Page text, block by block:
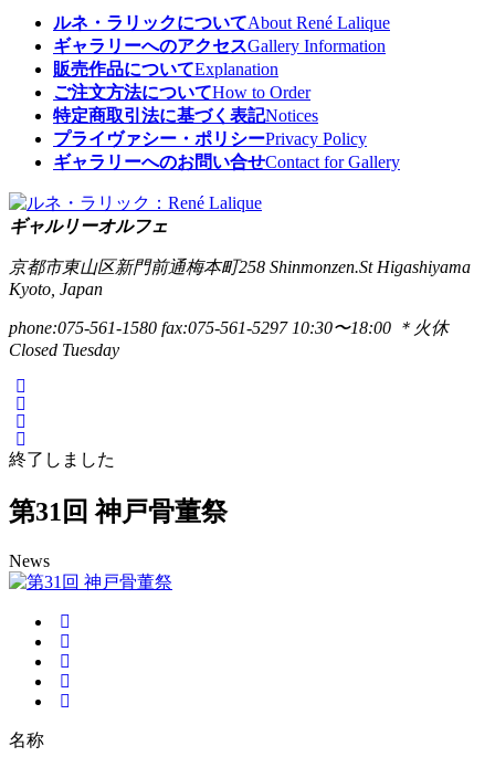
ルネ・ラリックについてAbout René Lalique
ギャラリーへのアクセスGallery Information
販売作品についてExplanation
ご注文方法についてHow to Order
特定商取引法に基づく表記Notices
プライヴァシー・ポリシーPrivacy Policy
ギャラリーへのお問い合せContact for Gallery
ギャルリーオルフェ
京都市東山区新門前通梅本町258 Shinmonzen.St Higashiyama
Kyoto, Japan
phone:075-561-1580 fax:075-561-5297 10:30〜18:00 ＊火休
Closed Tuesday
終了しました
第31回 神戸骨董祭
News
名称